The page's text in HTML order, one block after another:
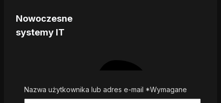
Nowoczesne
systemy IT
Nazwa użytkownika lub adres e-mail *Wymagane